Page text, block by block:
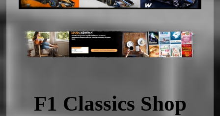
F1 Classics Shop